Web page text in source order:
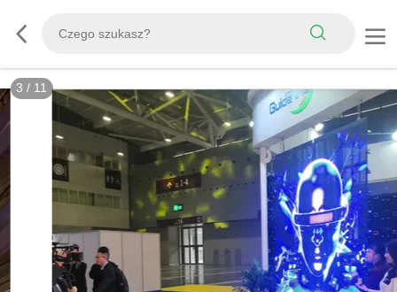
3 / 11